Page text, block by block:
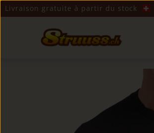
Livraison gratuite à partir du stock